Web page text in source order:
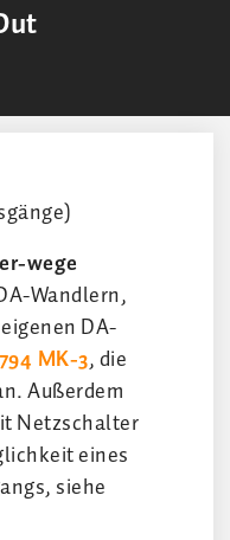
wege
Wandlern,
DA-
MK-3, die
Außerdem
Netzschalter
eines
siehe